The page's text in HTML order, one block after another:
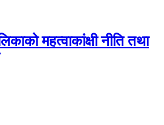
महत्वाकांक्षी नीति तथा